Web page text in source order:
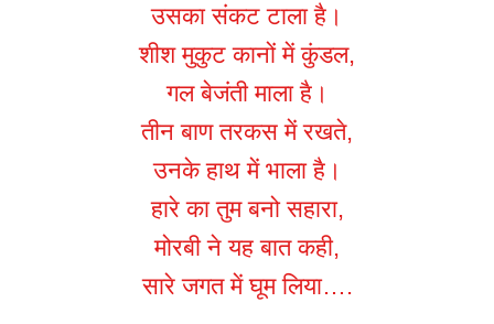
उसका संकट टाला है।
शीश मुकुट कानों में कुंडल,
गल बेजंती माला है।
तीन बाण तरकस में रखते,
उनके हाथ में भाला है।
हारे का तुम बनो सहारा,
मोरबी ने यह बात कही,
सारे जगत में घूम लिया….